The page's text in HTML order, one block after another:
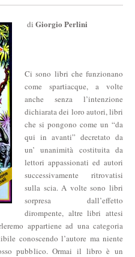
diGiorgio Perlini
Ci sono libri che funzionano
come spartiacque, a volte
anche senza l’intenzione
dichiarata dei loro autori, libri
che si pongono come un “da
qui in avanti” decretato da
un’ unanimità costituita da
lettori appassionati ed autori
successivamente ritrovatisi
sulla scia. A volte sono libri
sorpresa dall’effetto
dirompente, altre libri attesi
appartiene ad una categoria
conoscendo l’autore ma niente
pubblico. Ormai il libro è un